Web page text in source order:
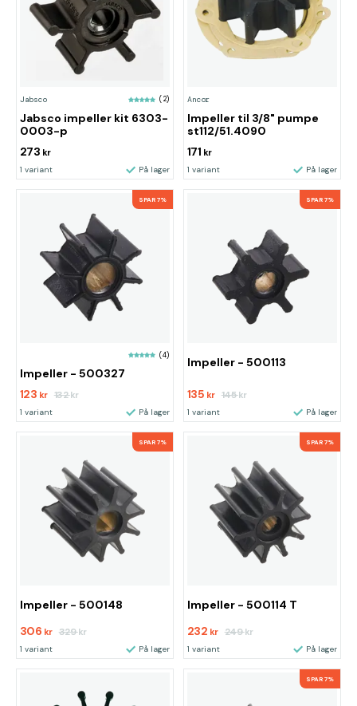
Jabsco (2)
Jabsco impeller kit 6303-
0003-p
273 kr
1 variant På lager
Ancor
Impeller til 3/8" pumpe
st112/51.4090
171 kr
1 variant På lager
SPAR 7%
(4)
Impeller - 500327
123 kr 132kr
1 variant På lager
SPAR 7%
Impeller - 500113
135 kr 145kr
1 variant På lager
SPAR 7%
Impeller - 500148
306 kr 329kr
1 variant På lager
SPAR 7%
Impeller - 500114 T
232 kr 249kr
1 variant På lager
SPAR 7%